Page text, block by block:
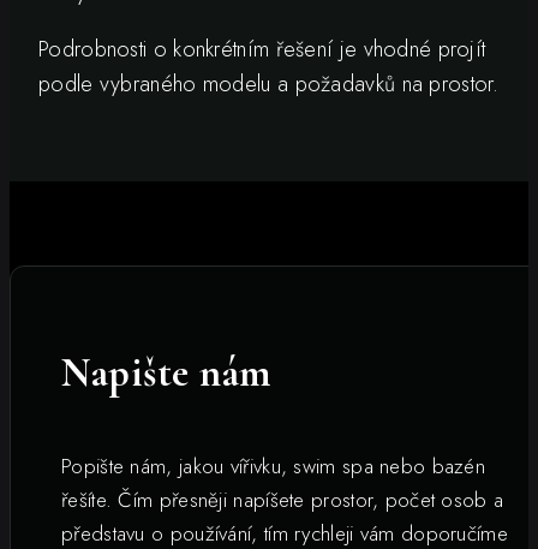
Podrobnosti o konkrétním řešení je vhodné projít
podle vybraného modelu a požadavků na prostor.
Napište nám
Popište nám, jakou vířivku, swim spa nebo bazén
řešíte. Čím přesněji napíšete prostor, počet osob a
představu o používání, tím rychleji vám doporučíme